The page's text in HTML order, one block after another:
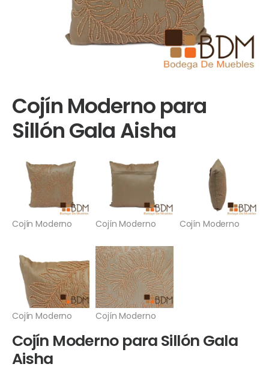
Cojín Moderno para
Sillón Gala Aisha
Cojín Moderno Cojín Moderno Cojín Moderno
Cojín Moderno Cojín Moderno
Cojín Moderno para Sillón Gala
Aisha